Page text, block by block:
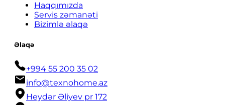
Haqqımızda
Servis zəmanəti
Bizimlə əlaqə
Əlaqə
+994 55 200 35 02
info@texnohome.az
Heydər Əliyev pr 172